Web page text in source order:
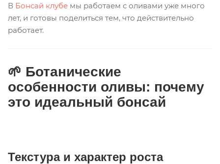
В Бонсай клубе мы работаем с оливами уже много
лет, и готовы поделиться тем, что действительно
работает.
🌱 Ботанические
особенности оливы: почему
это идеальный бонсай
Текстура и характер роста